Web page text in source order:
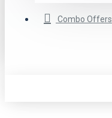
Combo Offers